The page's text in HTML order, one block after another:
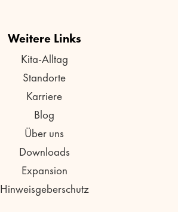
Weitere Links
Kita-Alltag
Standorte
Karriere
Blog
Über uns
Downloads
Expansion
Hinweisgeberschutz